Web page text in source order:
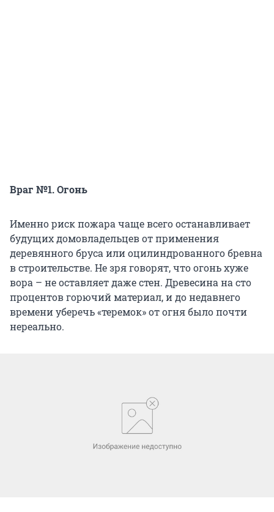
Враг №1. Огонь
Именно риск пожара чаще всего останавливает
будущих домовладельцев от применения
деревянного бруса или оцилиндрованного бревна
в строительстве. Не зря говорят, что огонь хуже
вора – не оставляет даже стен. Древесина на сто
процентов горючий материал, и до недавнего
времени уберечь «теремок» от огня было почти
нереально.